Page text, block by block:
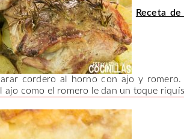
Receta
cordero al horno con ajo y
ajo como el romero le dan un toque